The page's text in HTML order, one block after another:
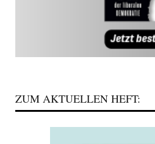
ZUM AKTUELLEN HEFT: